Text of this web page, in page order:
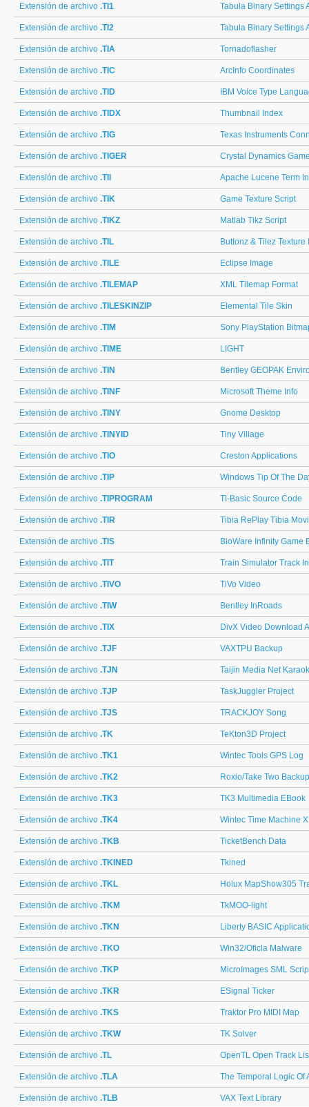
Extensión de archivo .TI1 Tabula Binary Settings
Extensión de archivo .TI2 Tabula Binary Settings
Extensión de archivo .TIA Tornadoflasher
Extensión de archivo .TIC ArcInfo Coordinates
Extensión de archivo .TID IBM Voice Type
Extensión de archivo .TIDX Thumbnail Index
Extensión de archivo .TIG Texas Instruments
Extensión de archivo .TIGER Crystal Dynamics
Extensión de archivo .TII Apache Lucene Term
Extensión de archivo .TIK Game Texture Script
Extensión de archivo .TIKZ Matlab Tikz Script
Extensión de archivo .TIL Buttonz & Tilez Texture
Extensión de archivo .TILE Eclipse Image
Extensión de archivo .TILEMAP XML Tilemap Format
Extensión de archivo .TILESKINZIP Elemental Tile Skin
Extensión de archivo .TIM Sony PlayStation
Extensión de archivo .TIME LIGHT
Extensión de archivo .TIN Bentley GEOPAK
Extensión de archivo .TINF Microsoft Theme Info
Extensión de archivo .TINY Gnome Desktop
Extensión de archivo .TINYID Tiny Village
Extensión de archivo .TIO Creston Applications
Extensión de archivo .TIP Windows Tip Of The
Extensión de archivo .TIPROGRAM TI-Basic Source Code
Extensión de archivo .TIR Tibia RePlay Tibia
Extensión de archivo .TIS BioWare Infinity Game
Extensión de archivo .TIT Train Simulator Track
Extensión de archivo .TIVO TiVo Video
Extensión de archivo .TIW Bentley InRoads
Extensión de archivo .TIX DivX Video Download
Extensión de archivo .TJF VAXTPU Backup
Extensión de archivo .TJN Taijin Media Net
Extensión de archivo .TJP TaskJuggler Project
Extensión de archivo .TJS TRACKJOY Song
Extensión de archivo .TK TeKton3D Project
Extensión de archivo .TK1 Wintec Tools GPS Log
Extensión de archivo .TK2 Roxio/Take Two Backup
Extensión de archivo .TK3 TK3 Multimedia EBook
Extensión de archivo .TK4 Wintec Time Machine
Extensión de archivo .TKB TicketBench Data
Extensión de archivo .TKINED Tkined
Extensión de archivo .TKL Holux MapShow305
Extensión de archivo .TKM TkMOO-light
Extensión de archivo .TKN Liberty BASIC
Extensión de archivo .TKO Win32/Oficla Malware
Extensión de archivo .TKP MicroImages SML
Extensión de archivo .TKR ESignal Ticker
Extensión de archivo .TKS Traktor Pro MIDI Map
Extensión de archivo .TKW TK Solver
Extensión de archivo .TL OpenTL Open Track
Extensión de archivo .TLA The Temporal Logic Of
Extensión de archivo .TLB VAX Text Library